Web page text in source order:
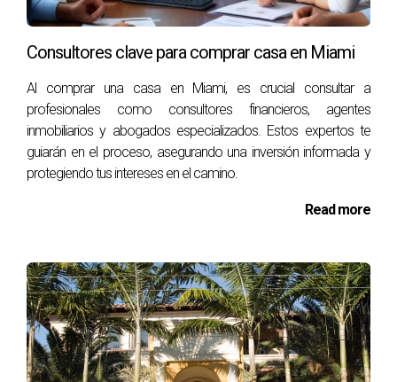
Inversiones inteligentes:Si tu horizonte de ahorro es
más largo, considera invertir tus ahorros en
instrumentos que ofrezcan un rendimiento mejor que
las cuentas de ahorro tradicionales. Recuerda que
siempre es crucial hacer una investigación profunda
antes de invertir.
Ejemplos de éxito
Analicemos algunos casos de individuos que lograron
ahorrar para el pago inicial de una casa y cómo sus
"Ahorré durante tres años y reduje mis gastos al
mínimo. Compré mi casa en un suburbio que
ofrecía viviendas a buen precio y ahora disfruto
de una hipoteca manejable."
Consultores clave para comprar casa en Miami
Al comprar una casa en Miami, es crucial consultar a
profesionales como consultores financieros, agentes
inmobiliarios y abogados especializados. Estos expertos te
guiarán en el proceso, asegurando una inversión informada y
protegiendo tus intereses en el camino.
Read more